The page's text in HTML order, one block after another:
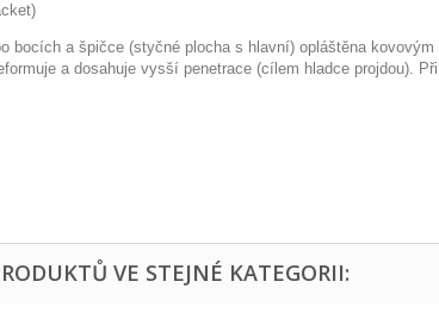
bocích a špičce (styčné plocha s hlavní) opláštěna
a dosahuje vysší penetrace (cílem hladce projdou).
VE STEJNÉ KATEGORII: